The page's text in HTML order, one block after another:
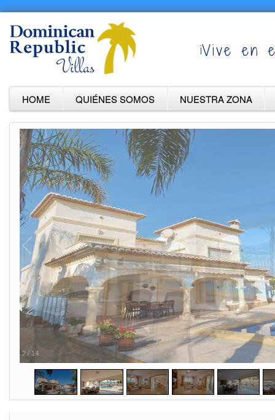
¡Vive en
HOME QUIÉNES SOMOS NUESTRA ZONA
2 / 14